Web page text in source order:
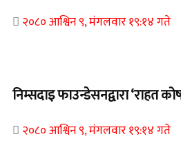
२०८० आश्विन ९, मंगलवार १९:१४ गते
निम्सदाइ फाउन्डेसनद्वारा ‘राहत
२०८० आश्विन ९, मंगलवार १९:१४ गते